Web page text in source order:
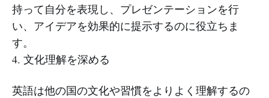
持って自分を表現し、プレゼンテーションを行
い、アイデアを効果的に提示するのに役立ちま
す。
4. 文化理解を深める
英語は他の国の文化や習慣をよりよく理解するの